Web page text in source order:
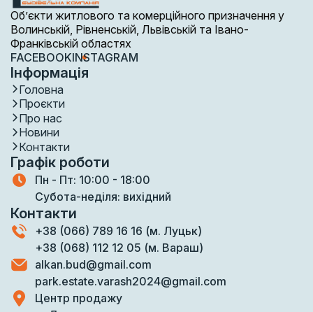
Об’єкти житлового та комерційного призначення у
Волинській, Рівненській, Львівській та Івано-
Франківській областях
FACEBOOKINSTAGRAM
Інформація
Головна
Проєкти
Про нас
Новини
Контакти
Графік роботи
Пн - Пт: 10:00 - 18:00
Субота-неділя: вихідний
Контакти
+38 (066) 789 16 16 (м. Луцьк)
+38 (068) 112 12 05 (м. Вараш)
alkan.bud@gmail.com
park.estate.varash2024@gmail.com
Центр продажу